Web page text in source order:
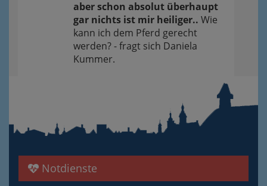
aber schon absolut überhaupt
gar nichts ist mir heiliger.. Wie
kann ich dem Pferd gerecht
werden? - fragt sich Daniela
Kummer.
Notdienste